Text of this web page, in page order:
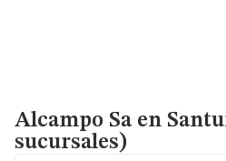
Alcampo Saen
sucursales)